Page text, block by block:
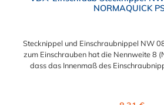
NORMAQUICK
Stecknippel und Einschraubnippel NW
zum Einschrauben hat die Nennweite 8
dass das Innenmaß des
Regulärer